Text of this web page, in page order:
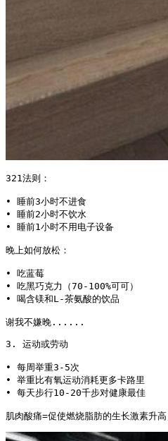
321法则：
• 睡前3小时不进食
• 睡前2小时不饮水
• 睡前1小时不用电子设备
晚上如何放松：
• 吃蓝莓
• 吃黑巧克力（70-100%可可）
• 喝含镁和L-茶氨酸的饮品
谢我不嫌晚......
3. 运动或劳动
• 每周举重3-5次
• 举重比有氧运动消耗更多卡路里
• 每天步行10-20千步对健康最佳
肌肉酸痛=促使燃烧脂肪的生长激素升高